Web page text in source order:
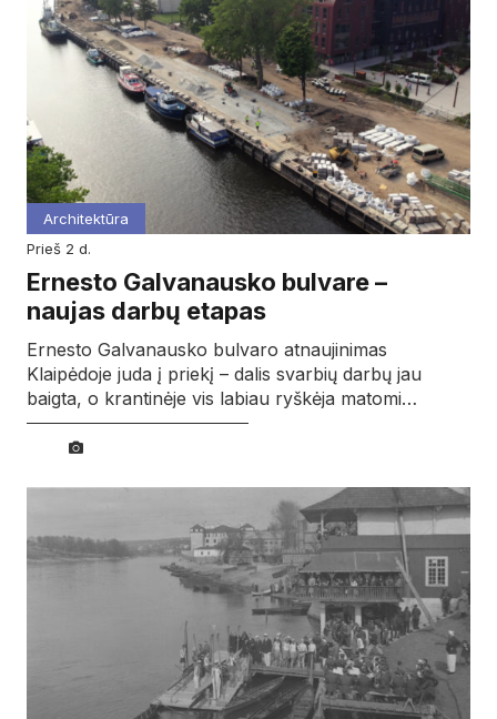
Architektūra
prieš 2 d.
Ernesto Galvanausko bulvare –
naujas darbų etapas
Ernesto Galvanausko bulvaro atnaujinimas
Klaipėdoje juda į priekį – dalis svarbių darbų jau
baigta, o krantinėje vis labiau ryškėja matomi…